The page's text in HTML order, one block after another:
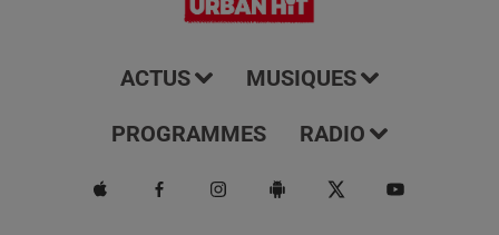
ACTUS MUSIQUES
PROGRAMMES RADIO